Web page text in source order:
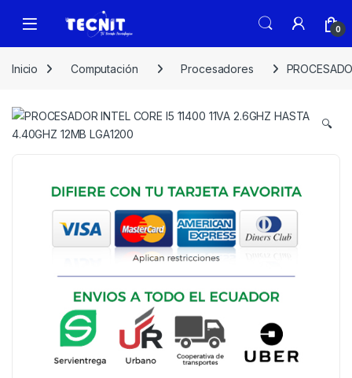
0
Inicio Computación Procesadores
🔍